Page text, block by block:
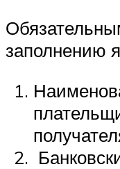
заполнению